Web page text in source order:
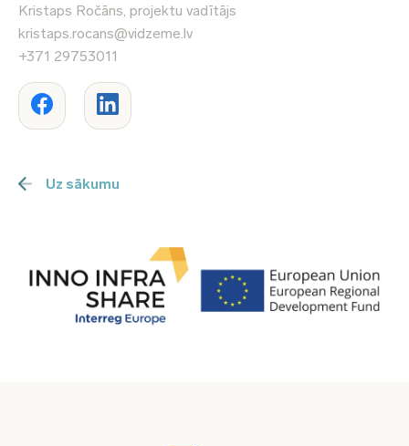
Kristaps Ročāns, projektu vadītājs
kristaps.rocans@vidzeme.lv
+371 29753011
Uz sākumu